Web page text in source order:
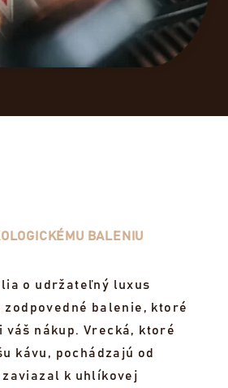
BALENIU
o udržateľný luxus
zodpovedné balenie, ktoré
nákup. Vrecká, ktoré
kávu, pochádzajú od
k uhlíkovej